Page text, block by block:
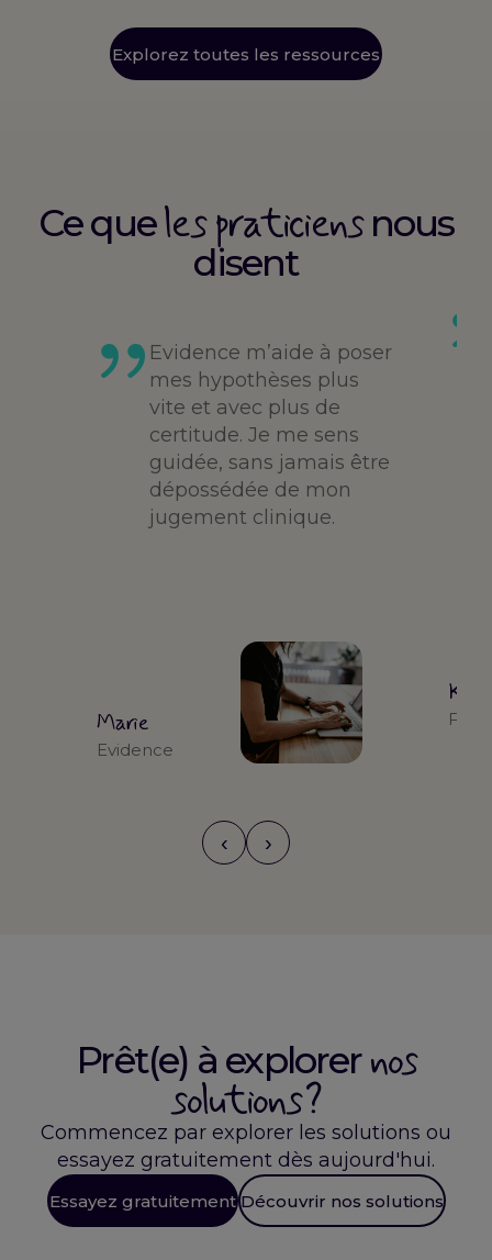
Explorez toutes les ressources
Ce queles praticiensnous
disent
Evidence m’aide à poser
mes hypothèses plus
vite et avec plus de
certitude. Je me sens
guidée, sans jamais être
dépossédée de mon
jugement clinique.
Marie
Evidence
‹ ›
Prêt(e) à explorernos
solutions ?
Commencez par explorer les solutions ou
essayez gratuitement dès aujourd'hui.
Essayez gratuitement Découvrir nos solutions